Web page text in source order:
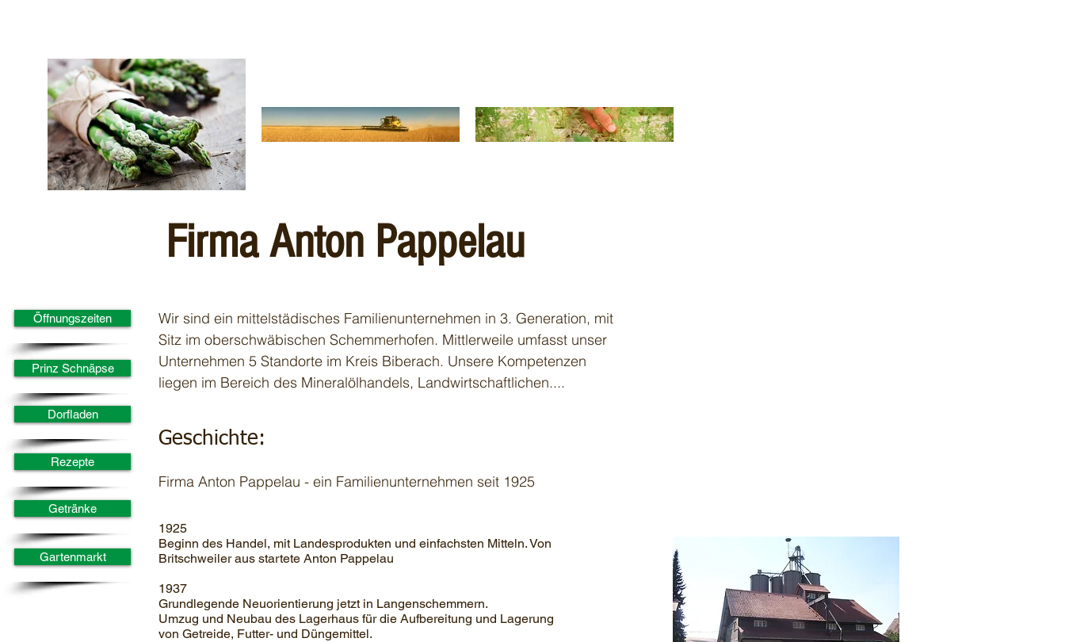
Wir sind ein mittelstädisches Familienunternehmen in 3. Generation, mit
Sitz im oberschwäbischen Schemmerhofen. Mittlerweile umfasst unser
Unternehmen 5 Standorte im Kreis Biberach. Unsere Kompetenzen
liegen im Bereich des Mineralölhandels, Landwirtschaftlichen....
Firma Anton Pappelau
Firma Anton Pappelau - ein Familienunternehmen seit 1925
1925
Beginn des Handel, mit Landesprodukten und einfachsten Mitteln. Von
Britschweiler aus startete Anton Pappelau
1937
Grundlegende Neuorientierung jetzt in Langenschemmern.
Umzug und Neubau des Lagerhaus für die Aufbereitung und Lagerung
von Getreide, Futter- und Düngemittel.
Geschichte:
Öffnungszeiten
Prinz Schnäpse
Dorfladen
Rezepte
Getränke
Gartenmarkt